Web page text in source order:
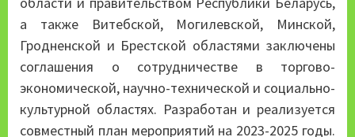
а также Витебской, Могилевской, Минской,
Гродненской и Брестской областями заключены
соглашения о сотрудничестве в торгово-
экономической, научно-технической и социально-
культурной областях. Разработан и реализуется
совместный план мероприятий на 2023-2025 годы.